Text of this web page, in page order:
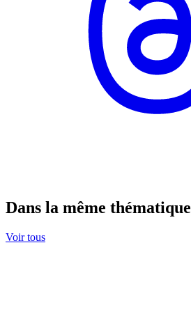
Dans la même thématique
Voir tous